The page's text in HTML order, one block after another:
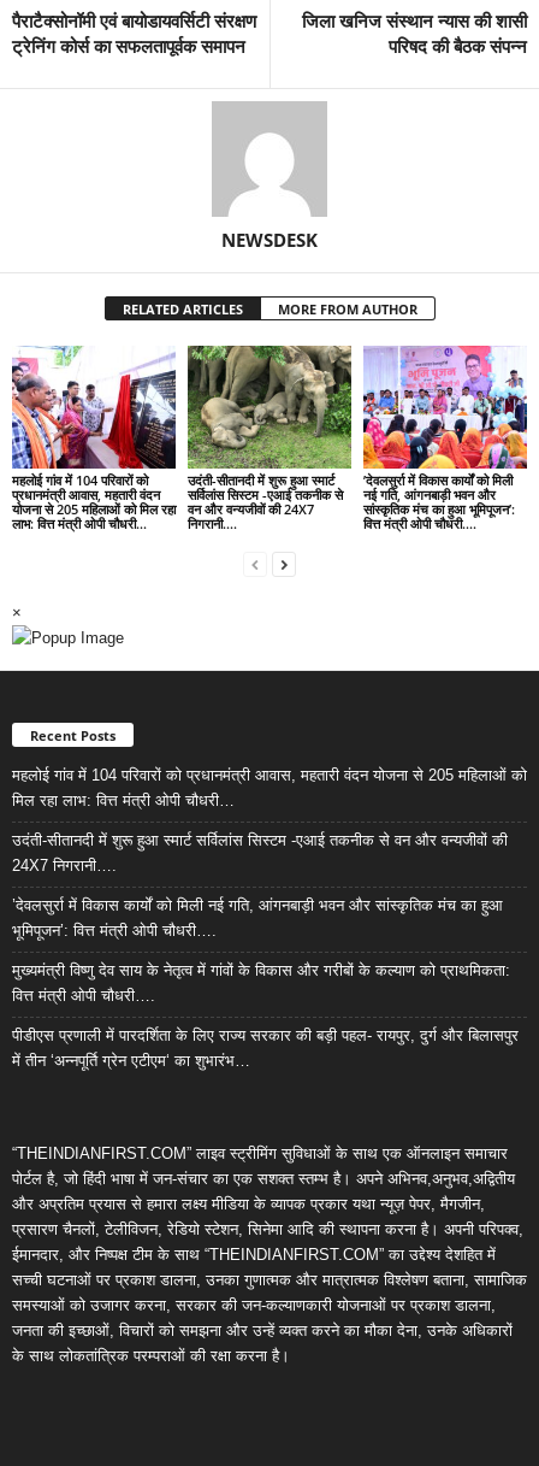
पैराटैक्सोनॉमी एवं बायोडायवर्सिटी संरक्षण
ट्रेनिंग कोर्स का सफलतापूर्वक समापन
जिला खनिज संस्थान न्यास की शासी
परिषद की बैठक संपन्न
NEWSDESK
RELATED ARTICLES MORE FROM AUTHOR
महलोई गांव में 104 परिवारों को
प्रधानमंत्री आवास, महतारी वंदन
योजना से 205 महिलाओं को मिल रहा
लाभ: वित्त मंत्री ओपी चौधरी…
उदंती-सीतानदी में शुरू हुआ स्मार्ट
सर्विलांस सिस्टम -एआई तकनीक से
वन और वन्यजीवों की 24X7
निगरानी….
’देवलसुर्रा में विकास कार्यों को मिली
नई गति, आंगनबाड़ी भवन और
सांस्कृतिक मंच का हुआ भूमिपूजन’:
वित्त मंत्री ओपी चौधरी….
×
Recent Posts
महलोई गांव में 104 परिवारों को प्रधानमंत्री आवास, महतारी वंदन योजना से 205 महिलाओं को
मिल रहा लाभ: वित्त मंत्री ओपी चौधरी…
उदंती-सीतानदी में शुरू हुआ स्मार्ट सर्विलांस सिस्टम -एआई तकनीक से वन और वन्यजीवों की
24X7 निगरानी….
’देवलसुर्रा में विकास कार्यों को मिली नई गति, आंगनबाड़ी भवन और सांस्कृतिक मंच का हुआ
भूमिपूजन’: वित्त मंत्री ओपी चौधरी….
मुख्यमंत्री विष्णु देव साय के नेतृत्व में गांवों के विकास और गरीबों के कल्याण को प्राथमिकता:
वित्त मंत्री ओपी चौधरी….
पीडीएस प्रणाली में पारदर्शिता के लिए राज्य सरकार की बड़ी पहल- रायपुर, दुर्ग और बिलासपुर
में तीन ‘अन्नपूर्ति ग्रेन एटीएम‘ का शुभारंभ…
“THEINDIANFIRST.COM” लाइव स्ट्रीमिंग सुविधाओं के साथ एक ऑनलाइन समाचार
पोर्टल है, जो हिंदी भाषा में जन-संचार का एक सशक्त स्तम्भ है। अपने अभिनव,अनुभव,अद्वितीय
और अप्रतिम प्रयास से हमारा लक्ष्य मीडिया के व्यापक प्रकार यथा न्यूज़ पेपर, मैगजीन,
प्रसारण चैनलों, टेलीविजन, रेडियो स्टेशन, सिनेमा आदि की स्थापना करना है। अपनी परिपक्व,
ईमानदार, और निष्पक्ष टीम के साथ “THEINDIANFIRST.COM” का उद्देश्य देशहित में
सच्ची घटनाओं पर प्रकाश डालना, उनका गुणात्मक और मात्रात्मक विश्लेषण बताना, सामाजिक
समस्याओं को उजागर करना, सरकार की जन-कल्याणकारी योजनाओं पर प्रकाश डालना,
जनता की इच्छाओं, विचारों को समझना और उन्हें व्यक्त करने का मौका देना, उनके अधिकारों
के साथ लोकतांत्रिक परम्पराओं की रक्षा करना है।